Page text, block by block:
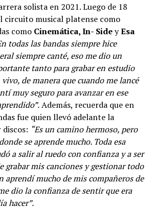
solista en 2021. Luego de 18
circuito musical platense como
como Cinemática, In- SideyEsa
todas las bandassiempre hice
siempre canté, eso me dio un
tanto para grabar en estudio
de manera que cuando me lancé
muy seguro para avanzar en ese
Además, recuerda que en
fue quien llevó adelante la
“Es un camino hermoso, pero
se aprende mucho. Toda esa
a salir al ruedo con confianza y a ser
grabar mis canciones y gestionar todo
aprendí mucho de mis compañeros de
dio la confianza de sentir que era
hacer”.